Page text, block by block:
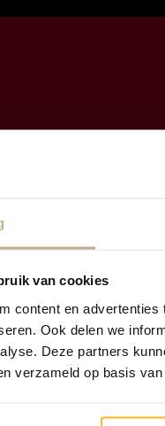
van cookies
content en
Ook delen we
Deze partners
verzameld op basis